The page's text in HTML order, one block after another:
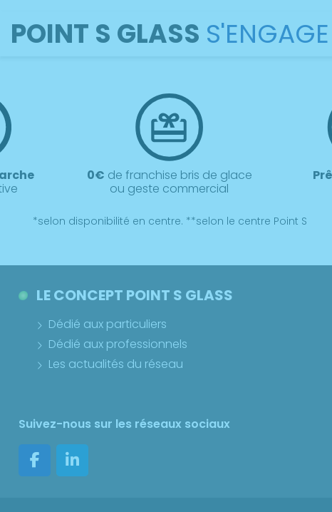
POINT S GLASS S'ENGAGE
0€ de franchise bris de glace
ou geste commercial
*selon disponibilité en centre. **selon le centre Point S
LE CONCEPT POINT S GLASS
Dédié aux particuliers
Dédié aux professionnels
Les actualités du réseau
Suivez-nous sur les réseaux sociaux